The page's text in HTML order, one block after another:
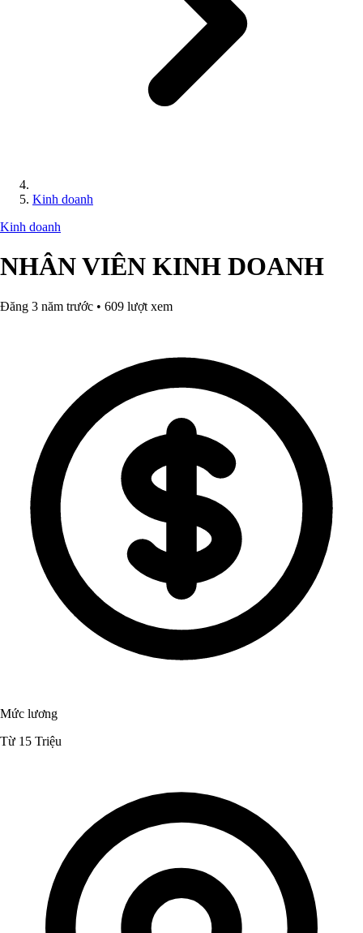
Kinh doanh
Kinh doanh
NHÂN VIÊN KINH DOANH
Đăng 3 năm trước • 609 lượt xem
Mức lương
Từ 15 Triệu